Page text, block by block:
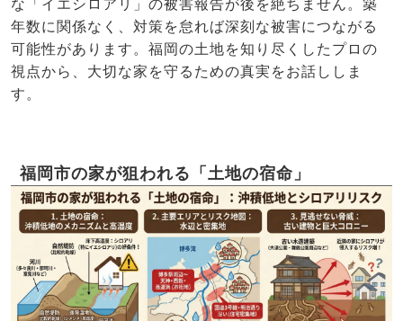
な「イエシロアリ」の被害報告が後を絶ちません。築
年数に関係なく、対策を怠れば深刻な被害につながる
可能性があります。福岡の土地を知り尽くしたプロの
視点から、大切な家を守るための真実をお話ししま
す。
福岡市の家が狙われる「土地の宿命」